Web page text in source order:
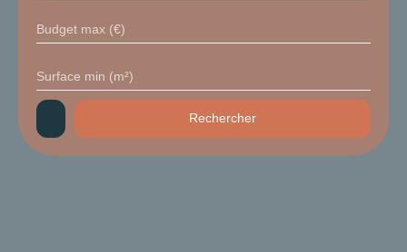
Budget max (€)
Surface min (m²)
Rechercher